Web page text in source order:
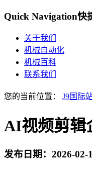
Quick Navigation快
关于我们
机械自动化
机械百科
联系我们
您的当前位置： J9国际
AI视频剪辑
发布日期： 2026-02-